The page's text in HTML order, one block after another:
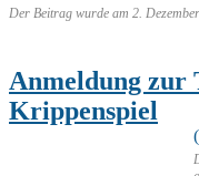
Der Beitrag wurde am 2.
Anmeldung zur
Krippenspiel